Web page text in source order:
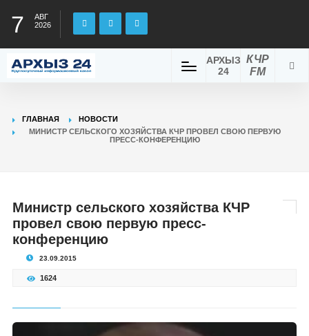
7
АВГ
2026
КЧР
FM
АРХЫЗ
24
ГЛАВНАЯ
НОВОСТИ
МИНИСТР СЕЛЬСКОГО ХОЗЯЙСТВА КЧР ПРОВЕЛ СВОЮ ПЕРВУЮ
ПРЕСС-КОНФЕРЕНЦИЮ
Министр сельского хозяйства КЧР
провел свою первую пресс-
конференцию
23.09.2015
1624